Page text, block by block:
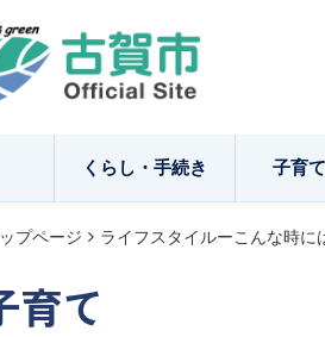
くらし・手続き 子育
ップページ ライフスタイルーこんな時に
育て